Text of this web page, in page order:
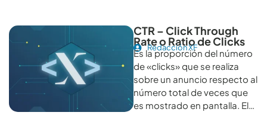
CTR – Click Through
Rate o Ratio de Clicks
Redacción XF
Es la proporción del número
de «clicks» que se realiza
sobre un anuncio respecto al
número total de veces que
es mostrado en pantalla. El…